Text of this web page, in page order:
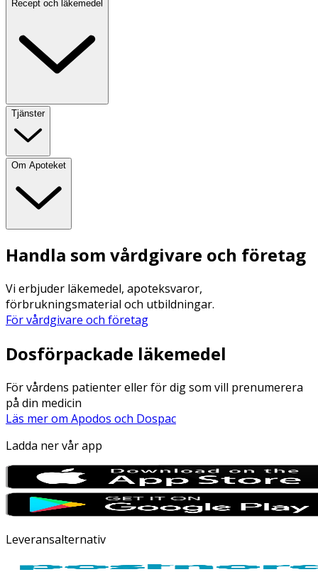
Recept och läkemedel
Tjänster
Om Apoteket
Handla som vårdgivare och företag
Vi erbjuder läkemedel, apoteksvaror,
förbrukningsmaterial och utbildningar.
För vårdgivare och företag
Dosförpackade läkemedel
För vårdens patienter eller för dig som vill prenumerera
på din medicin
Läs mer om Apodos och Dospac
Ladda ner vår app
Leveransalternativ